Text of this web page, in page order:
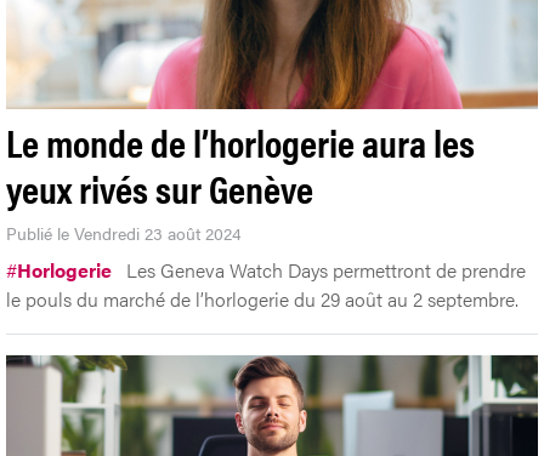
Le monde de l’horlogerie aura les
yeux rivés sur Genève
Publié le Vendredi 23 août 2024
#Horlogerie Les Geneva Watch Days permettront de prendre
le pouls du marché de l’horlogerie du 29 août au 2 septembre.